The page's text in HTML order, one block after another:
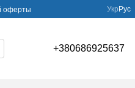
оферты
Укр Рус
+380686925637